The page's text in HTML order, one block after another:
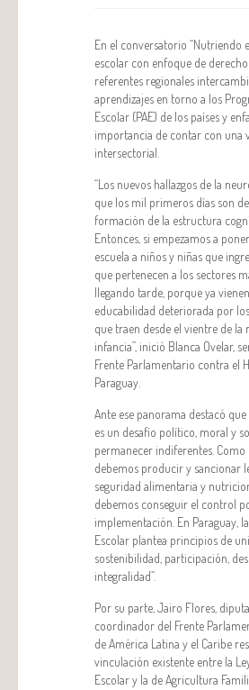
En el conversatorio “Nutriendo
escolar con enfoque de
referentes regionales
aprendizajes en torno a los
Escolar (PAE) de los países y
importancia de contar con una
intersectorial.
“Los nuevos hallazgos de la
que los mil primeros días son
formación de la estructura
Entonces, si empezamos a
escuela a niños y niñas que
que pertenecen a los sectores
llegando tarde, porque ya
educabilidad deteriorada por
que traen desde el vientre de la
infancia”, inició Blanca Ovelar,
Frente Parlamentario contra el
Paraguay.
Ante ese panorama destacó
es un desafío político, moral y
permanecer indiferentes.
debemos producir y sancionar
seguridad alimentaria y
debemos conseguir el control
implementación. En Paraguay,
Escolar plantea principios de
sostenibilidad, participación,
integralidad”.
Por su parte, Jairo Flores,
coordinador del Frente
de América Latina y el Caribe
vinculación existente entre la
Escolar y la de Agricultura